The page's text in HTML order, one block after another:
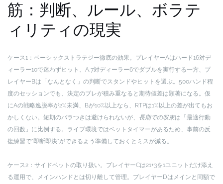
筋：判断、ルール、ボラテ
ィリティの現実
ケース1：ベーシックストラテジー徹底の効果。プレイヤーAはハード16対デ
ィーラー10で迷わずヒット、A,7対ディーラー6でダブルを実行する一方、プ
レイヤーBは「なんとなく」の判断でスタンドやヒットを選ぶ。500ハンド程
度のセッションでも、決定のブレが積み重なると期待値差は顕著になる。仮
にAの戦略逸脱率が2%未満、Bが10%以上なら、RTPは1%以上の差が出てもお
かしくない。短期のバラつきは避けられないが、 長期での収束は「最適行動
の回数」に比例する。ライブ環境ではベットタイマーがあるため、事前の反
復練習で“即断即決”ができるよう準備しておくとミスが減る。
ケース2：サイドベットの取り扱い。プレイヤーCは21+3を1ユニットだけ添え
る運用で、メインハンドとは切り離して管理。プレイヤーDはメインと同額で